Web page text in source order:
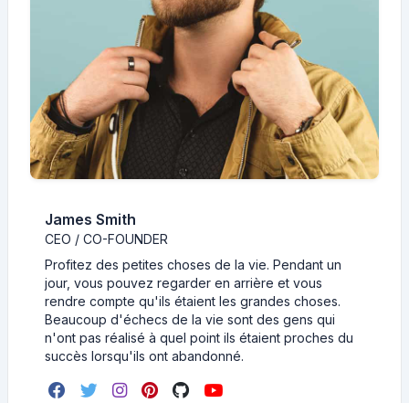
James Smith
CEO / CO-FOUNDER
Profitez des petites choses de la vie. Pendant un
jour, vous pouvez regarder en arrière et vous
rendre compte qu'ils étaient les grandes choses.
Beaucoup d'échecs de la vie sont des gens qui
n'ont pas réalisé à quel point ils étaient proches du
succès lorsqu'ils ont abandonné.